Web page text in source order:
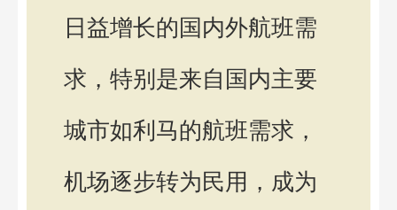
日益增长的国内外航班需
求，特别是来自国内主要
城市如利马的航班需求，
机场逐步转为民用，成为